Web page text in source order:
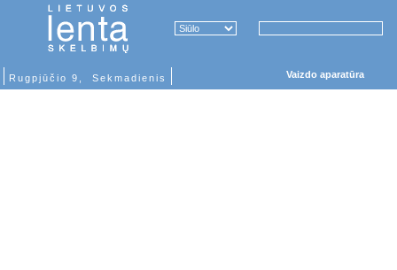
Rugpjūčio 9, Sekmadienis Vaizdo aparatūra